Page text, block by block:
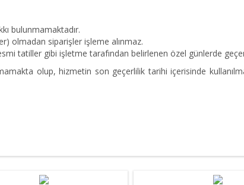
bulunmamaktadır.
olmadan siparişler işleme alınmaz.
tatiller gibi işletme tarafından belirlenen özel günlerde
olup, hizmetin son geçerlilik tarihi içerisinde